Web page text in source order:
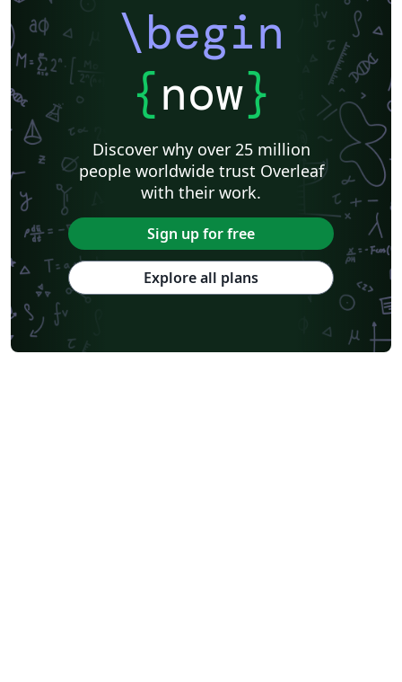
\begin
{now}
Discover why over 25 million
people worldwide trust Overleaf
with their work.
Sign up for free
Explore all plans